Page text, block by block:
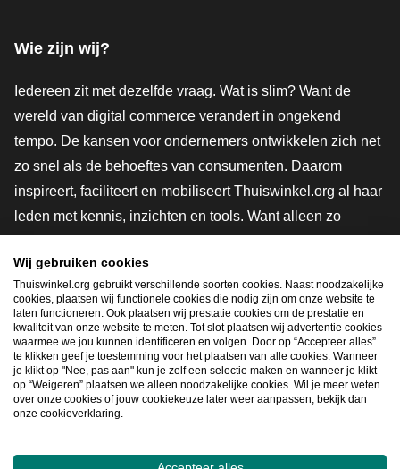
Wie zijn wij?
Iedereen zit met dezelfde vraag. Wat is slim? Want de
wereld van digital commerce verandert in ongekend
tempo. De kansen voor ondernemers ontwikkelen zich net
zo snel als de behoeftes van consumenten. Daarom
inspireert, faciliteert en mobiliseert Thuiswinkel.org al haar
leden met kennis, inzichten en tools. Want alleen zo
innovatievere toekomst. Dus groei ook mee en maak
shoppen slimmer.
Lid worden
Snel navigeren
Wij gebruiken cookies
Thuiswinkel.org gebruikt verschillende soorten cookies. Naast noodzakelijke
cookies, plaatsen wij functionele cookies die nodig zijn om onze website te
laten functioneren. Ook plaatsen wij prestatie cookies om de prestatie en
kwaliteit van onze website te meten. Tot slot plaatsen wij advertentie cookies
waarmee we jou kunnen identificeren en volgen. Door op “Accepteer alles”
te klikken geef je toestemming voor het plaatsen van alle cookies. Wanneer
je klikt op "Nee, pas aan" kun je zelf een selectie maken en wanneer je klikt
op “Weigeren” plaatsen we alleen noodzakelijke cookies. Wil je meer weten
over onze cookies of jouw cookiekeuze later weer aanpassen, bekijk dan
onze cookieverklaring.